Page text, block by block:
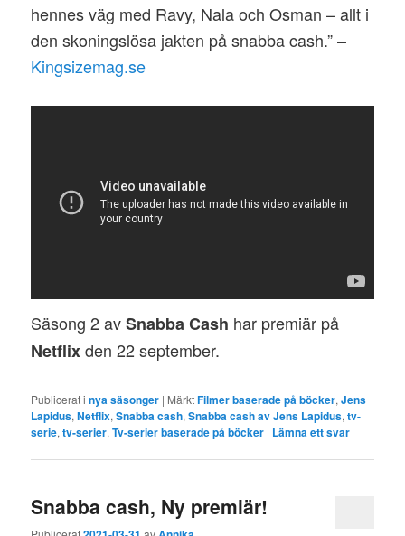
hennes väg med Ravy, Nala och Osman – allt i
den skoningslösa jakten på snabba cash.” –
Kingsizemag.se
Säsong 2 avSnabba Cash har premiär på
Netflixden 22 september.
Publicerat i nya säsonger | MärktFilmer baserade på böcker,Jens
Lapidus,Netflix,Snabba cash,Snabba cash av Jens Lapidus,tv-
serie,tv-serier,Tv-serier baserade på böcker | Lämna ett svar
Snabba cash, Ny premiär!